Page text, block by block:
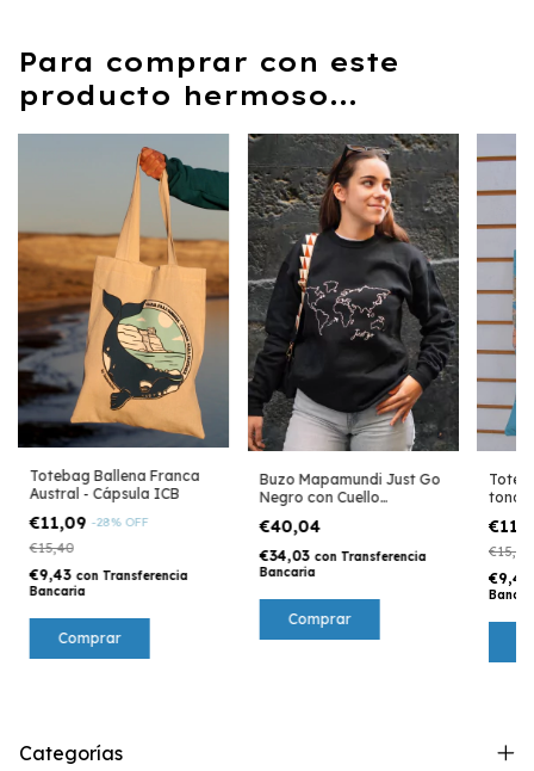
Para comprar con este
producto hermoso...
Totebag Ballena Franca
Austral - Cápsula ICB
€11,09 -28% OFF
€15,40
€9,43 con Transferencia
Bancaria
Buzo Mapamundi Just Go
Negro con Cuello
€40,04
€34,03 con Transferencia
Bancaria
Comprar
tonos
€15,40
€9,43
Categorías